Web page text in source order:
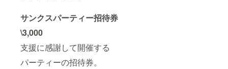
サンクスパーティー招待券
\3,000
支援に感謝して開催する
パーティーの招待券。